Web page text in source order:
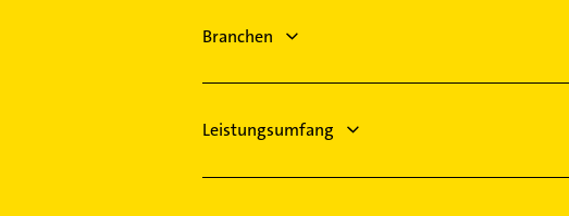
Wülferode
Rohrreinigung
Branchen
Leistungsumfang